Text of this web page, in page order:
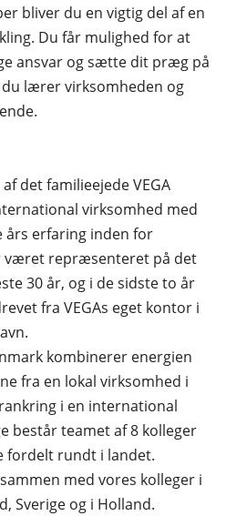
bliver du en vigtig del af en
Du får mulighed for at
ansvar og sætte dit præg på
lærer virksomheden og
det familieejede VEGA
virksomhed med
erfaring inden for
været repræsenteret på det
30 år, og i de sidste to år
fra VEGAs eget kontor i
kombinerer energien
fra en lokal virksomhed i
i en international
består teamet af 8 kolleger
fordelt rundt i landet.
med vores kolleger i
Sverige og i Holland.